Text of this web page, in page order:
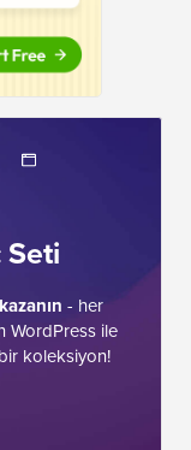
- her
WordPress ile
koleksiyon!